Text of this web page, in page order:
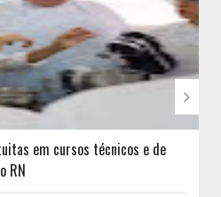
em cursos técnicos e de
RN
